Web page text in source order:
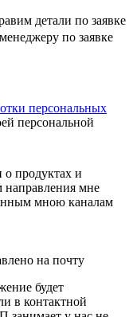
детали по заявке
по заявке
персональных
персональной
продуктах и
мне
мною каналам
на почту
будет
в контактной